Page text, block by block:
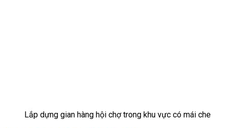
Lắp dựng gian hàng hội chợ trong khu vực có mái che